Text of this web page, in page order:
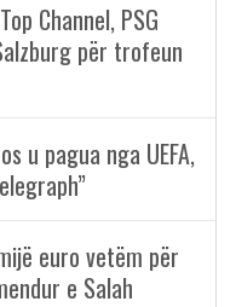
Channel, PSG
për trofeun
u pagua nga UEFA,
euro vetëm për
e Salah